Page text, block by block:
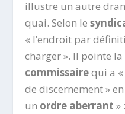
illustre un autre
quai. Selon le
« l’endroit par
charger ». Il pointe
commissairequi a
de discernement »
un ordre aberrant »